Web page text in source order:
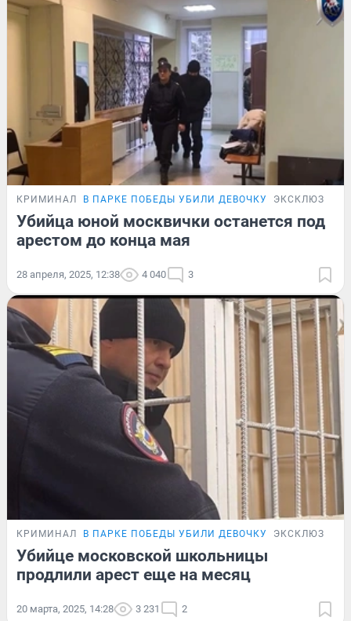
КРИМИНАЛ В ПАРКЕ ПОБЕДЫ УБИЛИ ДЕВОЧКУ ЭКСКЛЮЗИВ
Убийца юной москвички останется под
арестом до конца мая
28 апреля, 2025, 12:38 4 040 3
КРИМИНАЛ В ПАРКЕ ПОБЕДЫ УБИЛИ ДЕВОЧКУ ЭКСКЛЮЗИВ
Убийце московской школьницы
продлили арест еще на месяц
20 марта, 2025, 14:28 3 231 2